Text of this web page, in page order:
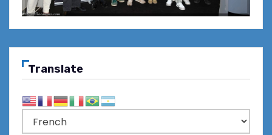
Translate